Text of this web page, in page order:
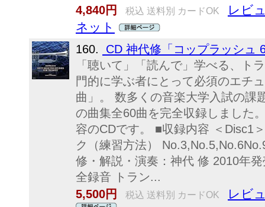
4,840円
税込 送料別 カードOK
レビ
ネット
160.
CD 神代修「コップラッシュ
「聴いて」「読んで」学べる、ト
門的に学ぶ者にとって必須のエチ
曲」。 数多くの音楽大学入試の課
の曲集全60曲を完全収録しました
容のCDです。 ■収録内容 ＜Disc1
ク（練習方法）
修・解説・演奏：神代 修 2010年
全録音 トラン...
5,500円
税込 送料別 カードOK レビ